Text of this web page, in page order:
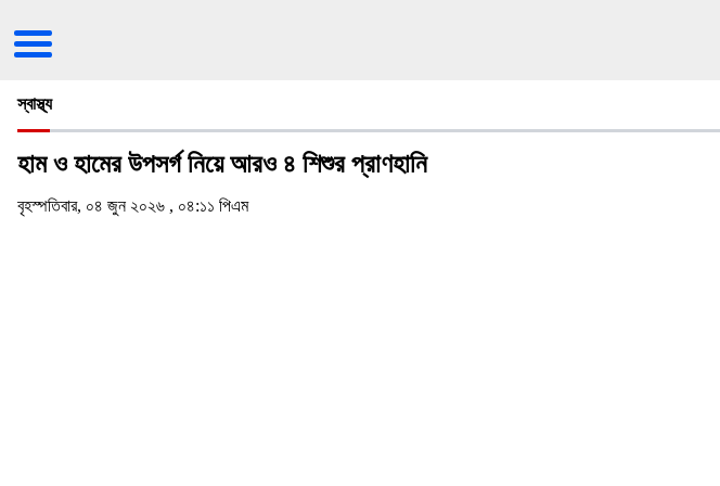
স্বাস্থ্য
হাম ও হামের উপসর্গ নিয়ে আরও ৪ শিশুর প্রাণহানি
বৃহস্পতিবার, ০৪ জুন ২০২৬ , ০৪:১১ পিএম